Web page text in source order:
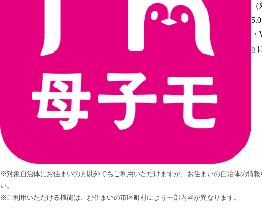
p
※対象自治体にお住まいの方以外でもご利用いただけますが、お住まいの自治体の情報
い。
※ご利用いただける機能は、お住まいの市区町村により一部内容が異なります。